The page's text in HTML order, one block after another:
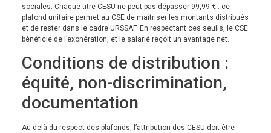
sociales. Chaque titre CESU ne peut pas dépasser 99,99 € : ce
plafond unitaire permet au CSE de maîtriser les montants distribués
et de rester dans le cadre URSSAF. En respectant ces seuils, le CSE
bénéficie de l’exonération, et le salarié reçoit un avantage net.
Conditions de distribution :
équité, non-discrimination,
documentation
Au-delà du respect des plafonds, l’attribution des CESU doit être